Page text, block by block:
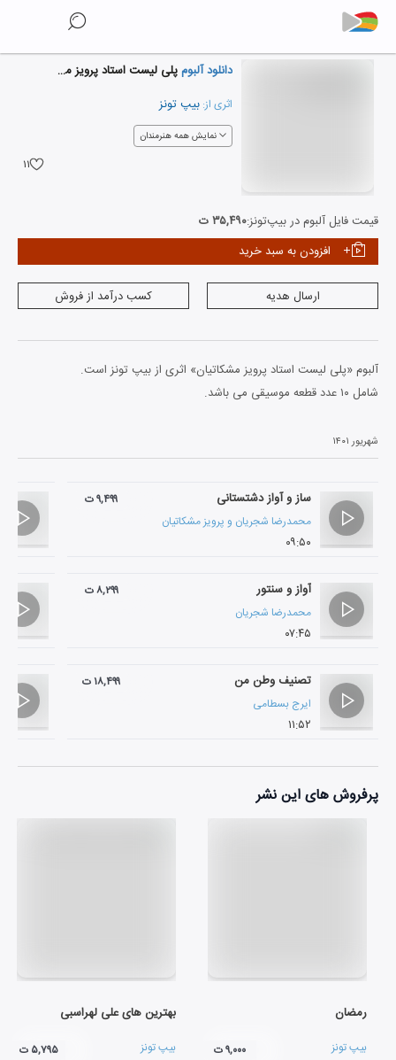
دانلود آلبومپلی لیست استاد پرویز مشکاتیان
اثری از: بیپ تونز
نمایش همه هنرمندان
۱۱
قیمت فایل آلبوم در بیپ‌تونز:۳۵,۴۹۰ ت
افزودن به سبد خرید
ارسال هدیه کسب درآمد از فروش
آلبوم «پلی لیست استاد پرویز مشکاتیان» اثری از بیپ تونز است.
شامل ۱۰ عدد قطعه موسیقی می باشد.
شهریور ۱۴۰۱
ساز و آواز دشتستانی
محمدرضا شجریان و پرویز مشکاتیان
۰۹:۵۰
۹,۴۹۹ ت
آواز و سنتور
محمدرضا شجریان
۰۷:۴۵
۸,۲۹۹ ت
تصنیف وطن من
ایرج بسطامی
۱۱:۵۲
۱۸,۴۹۹ ت
پرفروش های این نشر
رمضان
بیپ تونز ۹,۰۰۰ ت
بهترین های علی لهراسبی
بیپ تونز ۵,۷۹۵ ت